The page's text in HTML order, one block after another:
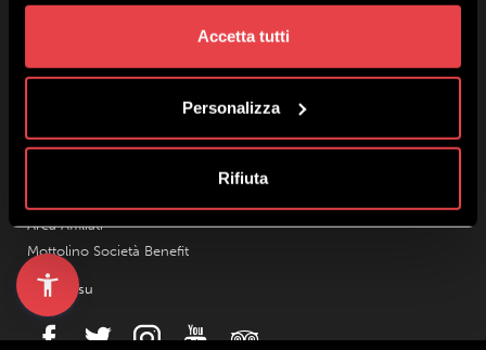
Accetta tutti
Personalizza
Rifiuta
Regolamento Mottolino Vibes
Meteo Livigno
Area Affiliati
Mottolino Società Benefit
Seguici su